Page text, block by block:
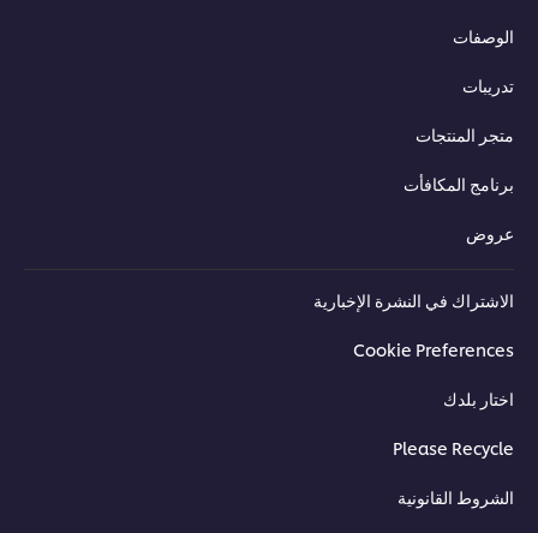
الوصفات
تدريبات
متجر المنتجات
برنامج المكافأت
عروض
الاشتراك في النشرة الإخبارية
Cookie Preferences
اختار بلدك
Please Recycle
الشروط القانونية